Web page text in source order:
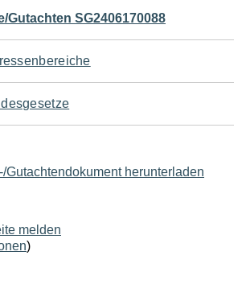
Gutachten SG2406170088
Gutachtendokument herunterladen
melden
)